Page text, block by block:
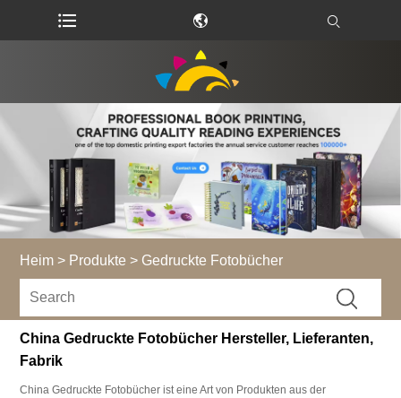
Heim > Produkte > Gedruckte Fotobücher
China Gedruckte Fotobücher Hersteller, Lieferanten,
Fabrik
China Gedruckte Fotobücher ist eine Art von Produkten aus der